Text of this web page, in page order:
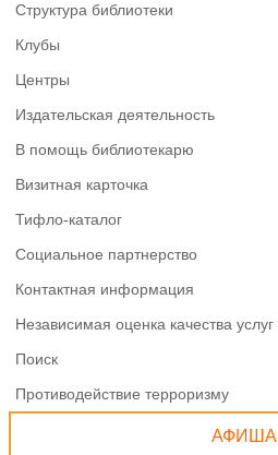
Структура библиотеки
Клубы
Центры
Издательская деятельность
В помощь библиотекарю
Визитная карточка
Тифло-каталог
Социальное партнерство
Контактная информация
Независимая оценка качества услуг
Поиск
Противодействие терроризму
АФИША